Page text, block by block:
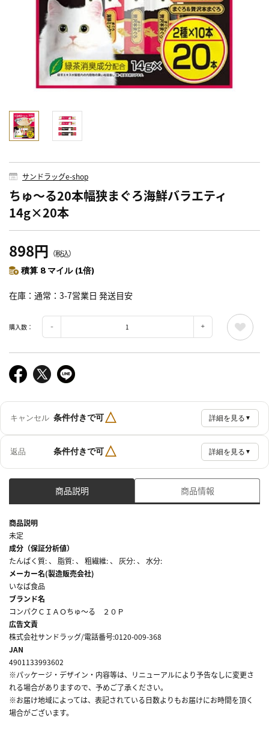
サンドラッグe-shop
ちゅ～る20本幅狭まぐろ海鮮バラエティ
14g×20本
898円 （税込）
積算 8 マイル (1倍)
在庫 通常：3-7営業日 発送目安
購入数：
キャンセル 条件付きで可△ 詳細を見る ▼
返品 条件付きで可△ 詳細を見る ▼
商品説明 商品情報
商品説明
未定
成分（保証分析値）
たんぱく質: 、 脂質: 、 粗繊維: 、 灰分: 、 水分:
メーカー名(製造販売会社)
いなば食品
ブランド名
コンパクＣＩＡＯちゅ～る ２０Ｐ
広告文責
株式会社サンドラッグ/電話番号:0120-009-368
JAN
4901133993602
※パッケージ・デザイン・内容等は、リニューアルにより予告なしに変更さ
れる場合がありますので、予めご了承ください。
※お届け地域によっては、表記されている日数よりもお届けにお時間を頂く
場合がございます。